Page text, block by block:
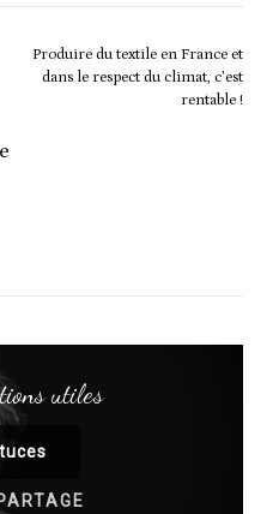
Produire du textile en France et
dans le respect du climat, c’est
rentable !
utiles